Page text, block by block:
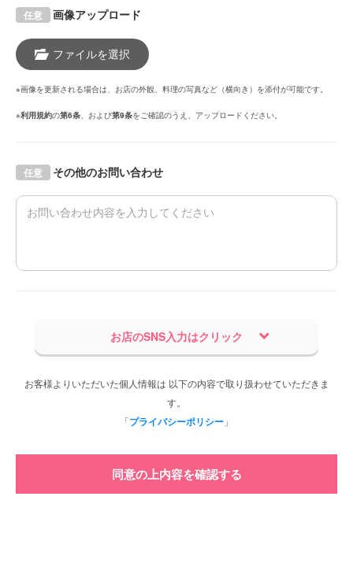
画像アップロード
任意
ファイルを選択
※画像を更新される場合は、お店の外観、料理の写真など（横向き）を添付が可能です。
※利用規約の第6条 、および第9条をご確認のうえ、アップロードください。
その他のお問い合わせ
任意
お店のSNS入力はクリック
お客様よりいただいた個人情報は 以下の内容で取り扱わせていただきま
す。
「プライバシーポリシー 」